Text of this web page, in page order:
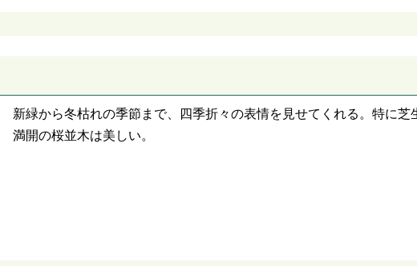
新緑から冬枯れの季節まで、四季折々の表情を見せてくれる。特に芝
満開の桜並木は美しい。